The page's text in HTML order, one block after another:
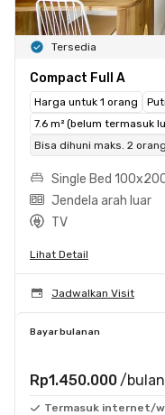
Tersedia
Compact Full A
Harga untuk 1 orang
7.6 m² (belum termasuk
Bisa dihuni maks. 2
Single Bed
Jendela arah luar
TV
Lihat Detail
Jadwalkan Visit
Bayar bulanan
Rp1.450.000 /bulan
Termasuk internet/